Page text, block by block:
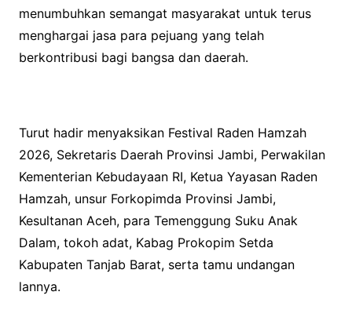
menumbuhkan semangat masyarakat untuk terus
menghargai jasa para pejuang yang telah
berkontribusi bagi bangsa dan daerah.
Turut hadir menyaksikan Festival Raden Hamzah
2026, Sekretaris Daerah Provinsi Jambi, Perwakilan
Kementerian Kebudayaan RI, Ketua Yayasan Raden
Hamzah, unsur Forkopimda Provinsi Jambi,
Kesultanan Aceh, para Temenggung Suku Anak
Dalam, tokoh adat, Kabag Prokopim Setda
Kabupaten Tanjab Barat, serta tamu undangan
lannya.